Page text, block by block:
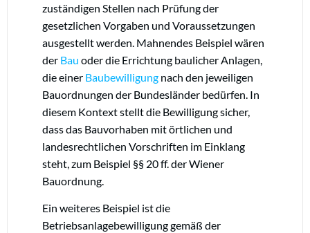
zuständigen Stellen nach Prüfung der
gesetzlichen Vorgaben und Voraussetzungen
ausgestellt werden. Mahnendes Beispiel wären
der Bau oder die Errichtung baulicher Anlagen,
die einer Baubewilligung nach den jeweiligen
Bauordnungen der Bundesländer bedürfen. In
diesem Kontext stellt die Bewilligung sicher,
dass das Bauvorhaben mit örtlichen und
landesrechtlichen Vorschriften im Einklang
steht, zum Beispiel §§ 20 ff. der Wiener
Bauordnung.
Ein weiteres Beispiel ist die
Betriebsanlagebewilligung gemäß der